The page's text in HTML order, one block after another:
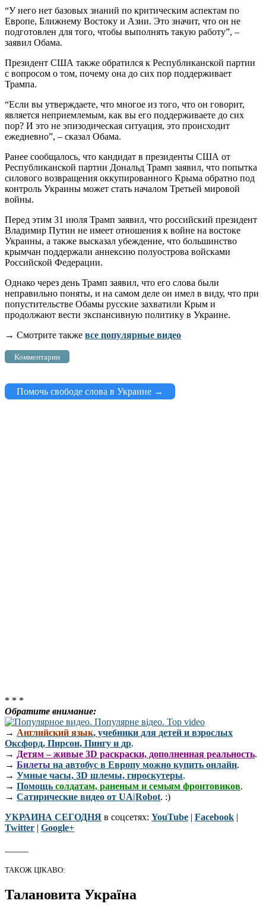
“У него нет базовых знаний по критическим аспектам по
Европе, Ближнему Востоку и Азии. Это значит, что он не
подготовлен для того, чтобы выполнять такую работу”, –
заявил Обама.
Президент США также обратился к Республиканской партии
с вопросом о том, почему она до сих пор поддерживает
Трампа.
“Если вы утверждаете, что многое из того, что он говорит,
является неприемлемым, как вы его поддерживаете до сих
пор? И это не эпизодическая ситуация, это происходит
ежедневно”, – сказал Обама.
Ранее сообщалось, что кандидат в президенты США от
Республиканской партии Дональд Трамп заявил, что попытка
силового возвращения оккупированного Крыма обратно под
контроль Украины может стать началом Третьей мировой
войны.
Перед этим 31 июля Трамп заявил, что российский президент
Владимир Путин не имеет отношения к войне на востоке
Украины, а также высказал убеждение, что большинство
крымчан поддержали аннексию полуострова войсками
Российской Федерации.
Однако через день Трамп заявил, что его слова были
неправильно поняты, и на самом деле он имел в виду, что при
попустительстве Обамы русские захватили Крым и
продолжают вести экспансивную политику в Украине.
→ Смотрите также все популярные видео
Комментарии
Помочь свободе слова в Украине →
* * *
Обратите внимание:
→ Английский язык, учебники для детей и взрослых
Оксфорд, Пирсон, Пингу и др.
→ Детям – живые 3D раскраски, дополненная реальность.
→ Билеты на автобус в Европу можно купить онлайн.
→ Умные часы, 3D шлемы, гироскутеры.
→ Помощь солдатам, раненым и семьям фронтовиков.
→ Сатирические видео от UA|Robot. :)
УКРАИНА СЕГОДНЯ в соцсетях: YouTube | Facebook |
Twitter | Google+
ТАКОЖ ЦІКАВО:
Талановита Україна